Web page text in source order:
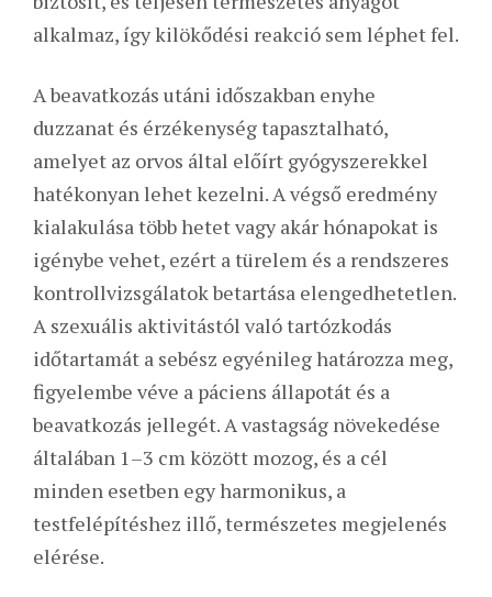
alkalmaz, így kilökődési reakció sem léphet fel.
A beavatkozás utáni időszakban enyhe
duzzanat és érzékenység tapasztalható,
amelyet az orvos által előírt gyógyszerekkel
hatékonyan lehet kezelni. A végső eredmény
kialakulása több hetet vagy akár hónapokat is
igénybe vehet, ezért a türelem és a rendszeres
kontrollvizsgálatok betartása elengedhetetlen.
A szexuális aktivitástól való tartózkodás
időtartamát a sebész egyénileg határozza meg,
figyelembe véve a páciens állapotát és a
beavatkozás jellegét. A vastagság növekedése
általában 1–3 cm között mozog, és a cél
minden esetben egy harmonikus, a
testfelépítéshez illő, természetes megjelenés
elérése.